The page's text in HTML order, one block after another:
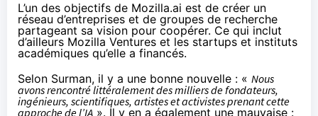
L’un des objectifs de Mozilla.ai est de créer un
réseau d’entreprises et de groupes de recherche
partageant sa vision pour coopérer. Ce qui inclut
d’ailleurs Mozilla Ventures et les startups et instituts
académiques qu’elle a financés.
Selon Surman, il y a une bonne nouvelle : « Nous
avons rencontré littéralement des milliers de fondateurs,
ingénieurs, scientifiques, artistes et activistes prenant cette
approche de l’IA ». Il y en a également une mauvaise :